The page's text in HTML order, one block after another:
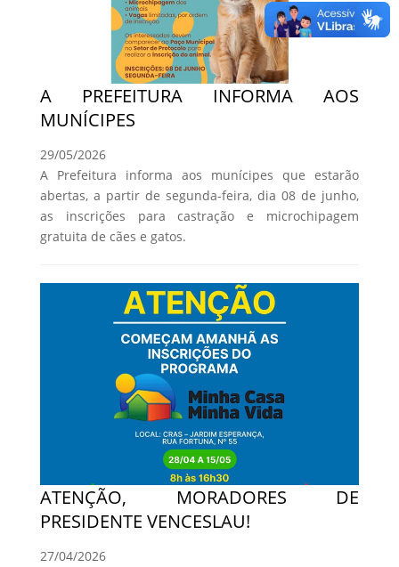
A PREFEITURA INFORMA AOS
MUNÍCIPES
29/05/2026
A Prefeitura informa aos munícipes que estarão
abertas, a partir de segunda-feira, dia 08 de junho,
as inscrições para castração e microchipagem
gratuita de cães e gatos.
ATENÇÃO, MORADORES DE
PRESIDENTE VENCESLAU!
27/04/2026